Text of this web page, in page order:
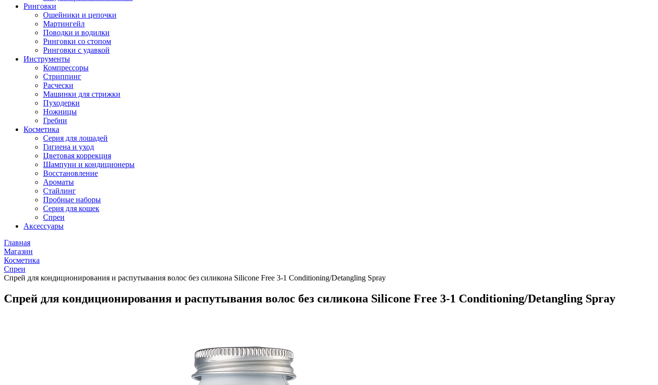
Ринговки
Ошейники и цепочки
Мартингейл
Поводки и водилки
Ринговки со стопом
Ринговки с удавкой
Инструменты
Компрессоры
Стриппинг
Расчески
Машинки для стрижки
Пуходерки
Ножницы
Гребни
Косметика
Серия для лошадей
Гигиена и уход
Цветовая коррекция
Шампуни и кондиционеры
Восстановление
Ароматы
Стайлинг
Пробные наборы
Серия для кошек
Спреи
Аксессуары
Главная
Магазин
Косметика
Спреи
Спрей для кондиционирования и распутывания волос без силикона Silicone Free 3-1 Conditioning/Detangling Spray
Спрей для кондиционирования и распутывания волос без силикона Silicone Free 3-1 Conditioning/Detangling Spray